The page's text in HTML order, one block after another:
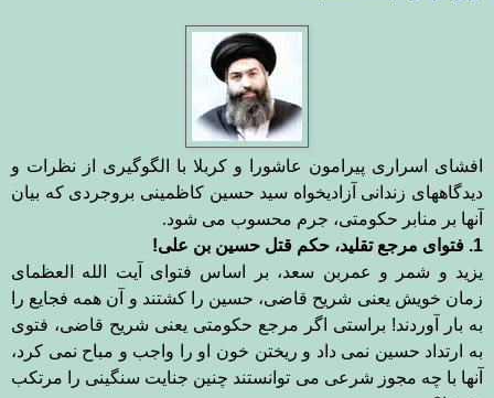
افشای اسراری پیرامون عاشورا و کربلا با الگوگیری از نظرات و
دیدگاههای زندانی آزادیخواه سید حسین کاظمینی بروجردی که بیان
آنها بر منابر حکومتی، جرم محسوب می شود.
1. فتوای مرجع تقلید، حکم قتل حسین بن علی!
یزید و شمر و عمربن سعد، بر اساس فتوای آیت الله العظمای
زمان خویش یعنی شریح قاضی، حسین را کشتند و آن همه فجایع را
به بار آوردند! براستی اگر مرجع حکومتی یعنی شریح قاضی، فتوی
به ارتداد حسین نمی داد و ریختن خون او را واجب و مباح نمی کرد،
آنها با چه مجوز شرعی می توانستند چنین جنایت سنگینی را مرتکب